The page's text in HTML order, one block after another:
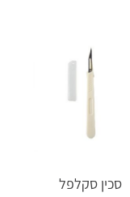
סכין סקלפל